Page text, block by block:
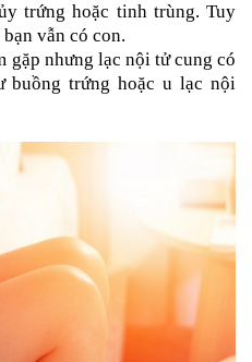
trứng hoặc tinh trùng. Tuy
vẫn có con.
gặp nhưng lạc nội tử cung có
buồng trứng hoặc u lạc nội